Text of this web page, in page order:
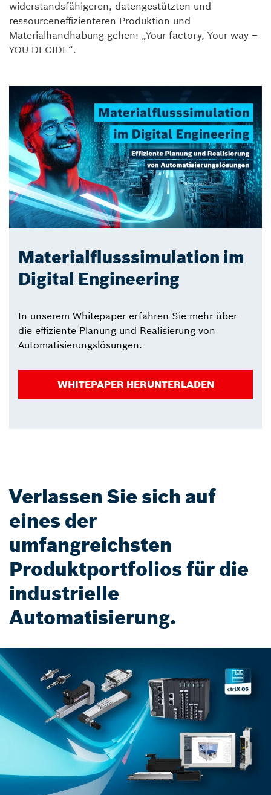
widerstandsfähigeren, datengestützten und
ressourceneffizienteren Produktion und
Materialhandhabung gehen: „Your factory, Your way –
YOU DECIDE“.
Materialflusssimulation im
Digital Engineering
In unserem Whitepaper erfahren Sie mehr über
die effiziente Planung und Realisierung von
Automatisierungslösungen.
WHITEPAPER HERUNTERLADEN
Verlassen Sie sich auf
eines der
umfangreichsten
Produktportfolios für die
industrielle
Automatisierung.